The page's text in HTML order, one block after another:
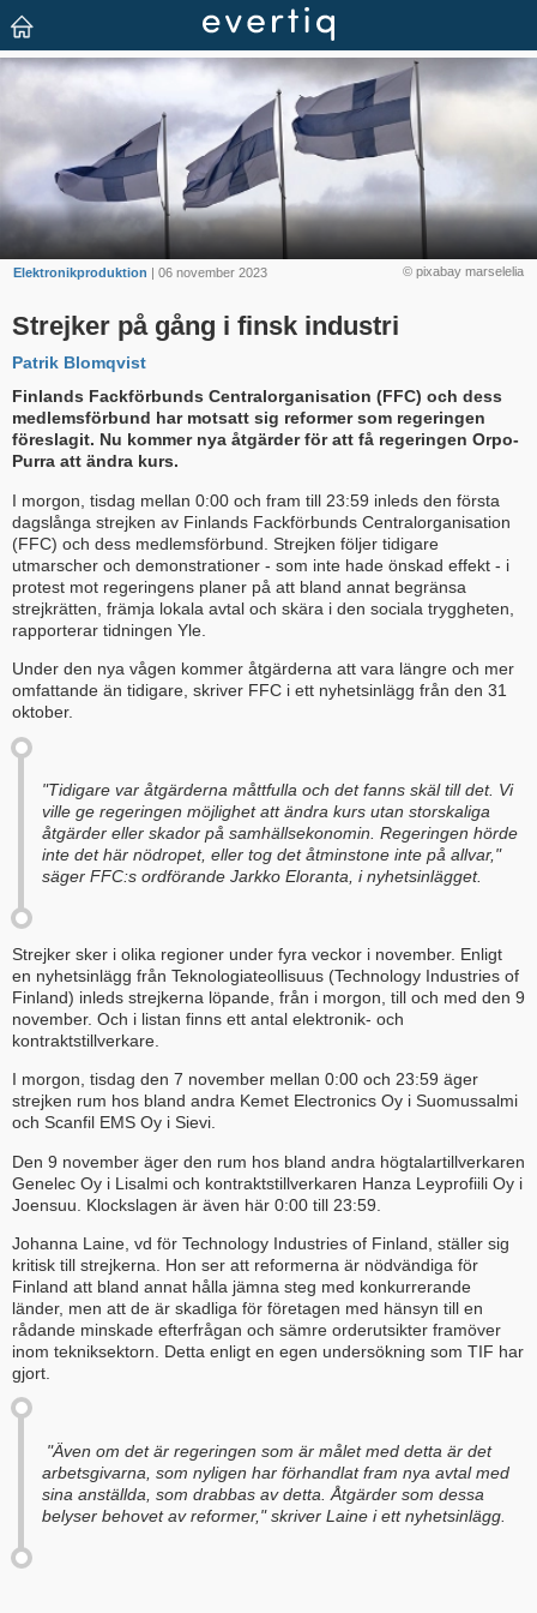
© pixabay marselelia
Elektronikproduktion | 06 november 2023
Strejker på gång i finsk industri
Patrik Blomqvist
Finlands Fackförbunds Centralorganisation (FFC) och dess
medlemsförbund har motsatt sig reformer som regeringen
föreslagit. Nu kommer nya åtgärder för att få regeringen Orpo-
Purra att ändra kurs.
I morgon, tisdag mellan 0:00 och fram till 23:59 inleds den första
dagslånga strejken av Finlands Fackförbunds Centralorganisation
(FFC) och dess medlemsförbund. Strejken följer tidigare
utmarscher och demonstrationer - som inte hade önskad effekt - i
protest mot regeringens planer på att bland annat begränsa
strejkrätten, främja lokala avtal och skära i den sociala tryggheten,
rapporterar tidningen Yle.
Under den nya vågen kommer åtgärderna att vara längre och mer
omfattande än tidigare, skriver FFC i ett nyhetsinlägg från den 31
oktober.
"Tidigare var åtgärderna måttfulla och det fanns skäl till det. Vi
ville ge regeringen möjlighet att ändra kurs utan storskaliga
åtgärder eller skador på samhällsekonomin. Regeringen hörde
inte det här nödropet, eller tog det åtminstone inte på allvar,"
säger FFC:s ordförande Jarkko Eloranta, i nyhetsinlägget.
Strejker sker i olika regioner under fyra veckor i november. Enligt
en nyhetsinlägg från Teknologiateollisuus (Technology Industries of
Finland) inleds strejkerna löpande, från i morgon, till och med den 9
november. Och i listan finns ett antal elektronik- och
kontraktstillverkare.
I morgon, tisdag den 7 november mellan 0:00 och 23:59 äger
strejken rum hos bland andra Kemet Electronics Oy i Suomussalmi
och Scanfil EMS Oy i Sievi.
Den 9 november äger den rum hos bland andra högtalartillverkaren
Genelec Oy i Lisalmi och kontraktstillverkaren Hanza Leyprofiili Oy i
Joensuu. Klockslagen är även här 0:00 till 23:59.
Johanna Laine, vd för Technology Industries of Finland, ställer sig
kritisk till strejkerna. Hon ser att reformerna är nödvändiga för
Finland att bland annat hålla jämna steg med konkurrerande
länder, men att de är skadliga för företagen med hänsyn till en
rådande minskade efterfrågan och sämre orderutsikter framöver
inom tekniksektorn. Detta enligt en egen undersökning som TIF har
gjort.
"Även om det är regeringen som är målet med detta är det
arbetsgivarna, som nyligen har förhandlat fram nya avtal med
sina anställda, som drabbas av detta. Åtgärder som dessa
belyser behovet av reformer," skriver Laine i ett nyhetsinlägg.